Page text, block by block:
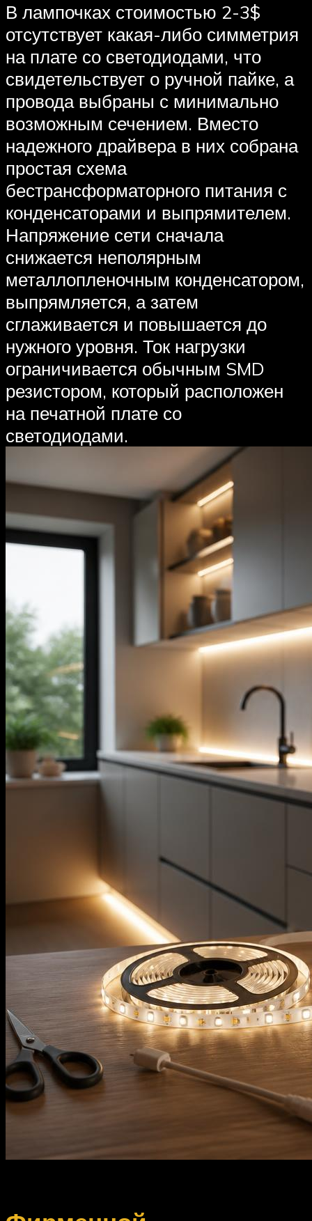
В лампочках стоимостью 2-3$
отсутствует какая-либо симметрия
на плате со светодиодами, что
свидетельствует о ручной пайке, а
провода выбраны с минимально
возможным сечением. Вместо
надежного драйвера в них собрана
простая схема
бестрансформаторного питания с
конденсаторами и выпрямителем.
Напряжение сети сначала
снижается неполярным
металлопленочным конденсатором,
выпрямляется, а затем
сглаживается и повышается до
нужного уровня. Ток нагрузки
ограничивается обычным SMD
резистором, который расположен
на печатной плате со
светодиодами.